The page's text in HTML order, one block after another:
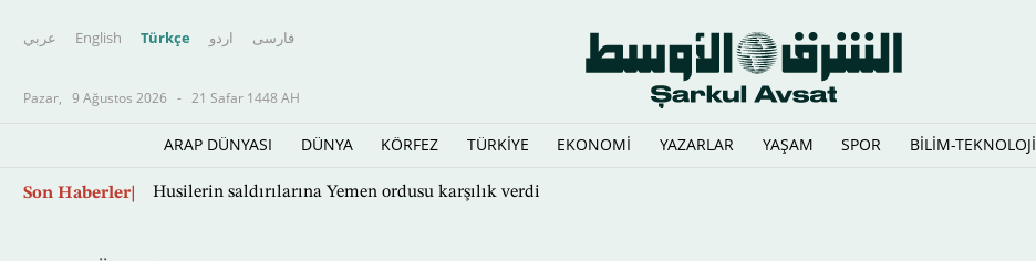
عربي English Türkçe اردو فارسى
Pazar, 9 Ağustos 2026 - 21 Safar 1448 AH
ARAP DÜNYASI DÜNYA KÖRFEZ TÜRKİYE EKONOMİ YAZARLAR YAŞAM SPOR BİLİM-TEKNOLOJİ
Ana
Son Haberler Husilerin saldırılarına Yemen ordusu karşılık verdi